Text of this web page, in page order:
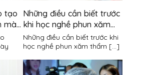
tạo
mày
Những điều cần biết trước
khi học nghề phun xăm
thẩm mỹ
Những điều cần biết trước khi
học nghề phun xăm thẩm [...]